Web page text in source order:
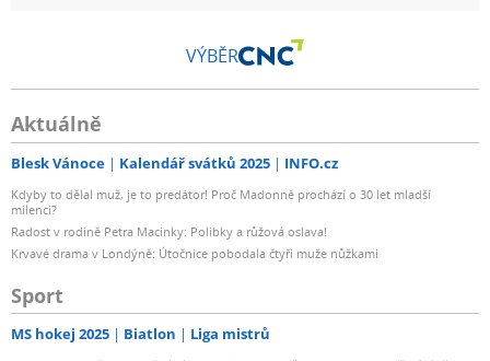
VÝBĚR
Aktuálně
Blesk Vánoce Kalendář svátků 2025 INFO.cz
Kdyby to dělal muž, je to predátor! Proč Madonně prochází o 30 let mladší
milenci?
Radost v rodině Petra Macinky: Polibky a růžová oslava!
Krvavé drama v Londýně: Útočnice pobodala čtyři muže nůžkami
Sport
MS hokej 2025 Biatlon Liga mistrů